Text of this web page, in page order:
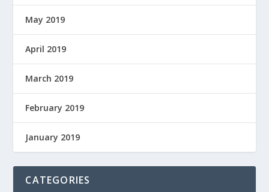
May 2019
April 2019
March 2019
February 2019
January 2019
CATEGORIES